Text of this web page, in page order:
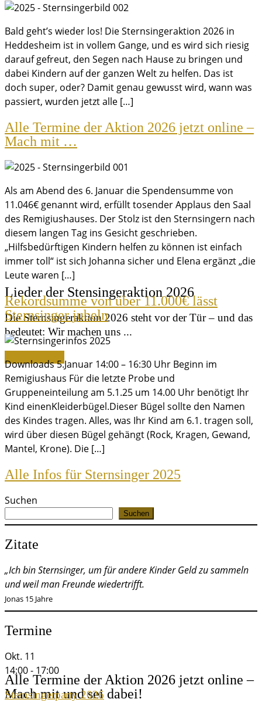
Lieder der Stensingeraktion 2026
Die Sternsingeraktion 2026 steht vor der Tür – und das
bedeutet: Wir machen uns ...
Weiterlesen »
Alle Termine der Aktion 2026 jetzt online –
Mach mit und sei dabei!
Bald geht’s wieder los! Die Sternsingeraktion 2026 in
Heddesheim ist in vollem Gange, und es wird sich riesig
darauf gefreut, den Segen nach Hause zu bringen und
dabei Kindern auf der ganzen Welt zu helfen. Das ist
doch super, oder? Damit genau gewusst wird, wann was
passiert, wurden jetzt alle […]
Alle Termine der Aktion 2026 jetzt online –
Mach mit …
Als am Abend des 6. Januar die Spendensumme von
11.046€ genannt wird, erfüllt tosender Applaus den Saal
des Remigiushauses. Der Stolz ist den Sternsingern nach
diesem langen Tag ins Gesicht geschrieben.
„Hilfsbedürftigen Kindern helfen zu können ist einfach
immer toll“ ist sich Johanna sicher und Elena ergänzt „die
Leute waren […]
Rekordsumme von über 11.000€ lässt
Sternsinger jubeln
Downloads 5.Januar 14:00 – 16:30 Uhr Beginn im
Remigiushaus Für die letzte Probe und
Gruppeneinteilung am 5.1.25 um 14.00 Uhr benötigt Ihr
Kind einenKleiderbügel.Dieser Bügel sollte den Namen
des Kindes tragen. Alles, was Ihr Kind am 6.1. tragen soll,
wird über diesen Bügel gehängt (Rock, Kragen, Gewand,
Mantel, Krone). Die […]
Alle Infos für Sternsinger 2025
Suchen
Suchen
Zitate
„Ich bin Sternsinger, um für andere Kinder Geld zu sammeln
und weil man Freunde wiedertrifft.
Jonas 15 Jahre
Termine
Okt. 11
14:00- 17:00
Sternsingerparty 2026